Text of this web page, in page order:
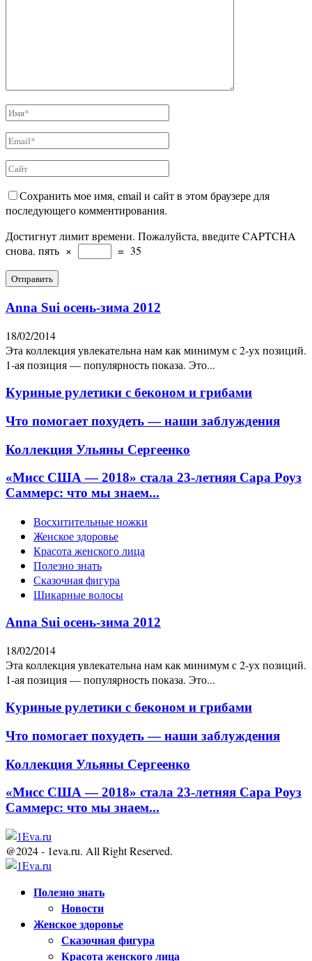
Сохранить мое имя, email и сайт в этом браузере для
последующего комментирования.
Достигнут лимит времени. Пожалуйста, введите CAPTCHA
снова. пять × = 35
Anna Sui осень-зима 2012
18/02/2014
Эта коллекция увлекательна нам как минимум с 2-ух позиций.
1-ая позиция — популярность показа. Это...
Куриные рулетики с беконом и грибами
Что помогает похудеть — наши заблуждения
Коллекция Ульяны Сергеенко
«Мисс США — 2018» стала 23-летняя Сара Роуз
Саммерс: что мы знаем...
Восхитительные ножки
Женское здоровье
Красота женского лица
Полезно знать
Сказочная фигура
Шикарные волосы
Anna Sui осень-зима 2012
18/02/2014
Эта коллекция увлекательна нам как минимум с 2-ух позиций.
1-ая позиция — популярность показа. Это...
Куриные рулетики с беконом и грибами
Что помогает похудеть — наши заблуждения
Коллекция Ульяны Сергеенко
«Мисс США — 2018» стала 23-летняя Сара Роуз
Саммерс: что мы знаем...
@2024 - 1eva.ru. All Right Reserved.
Полезно знать
Новости
Женское здоровье
Сказочная фигура
Красота женского лица